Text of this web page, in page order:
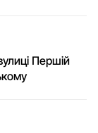
Першій